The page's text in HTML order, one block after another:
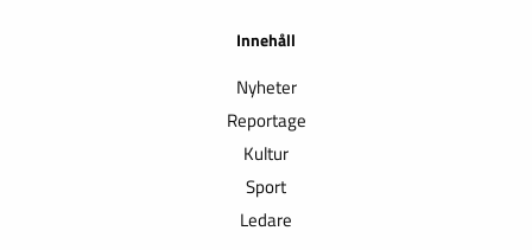
Innehåll
Nyheter
Reportage
Kultur
Sport
Ledare